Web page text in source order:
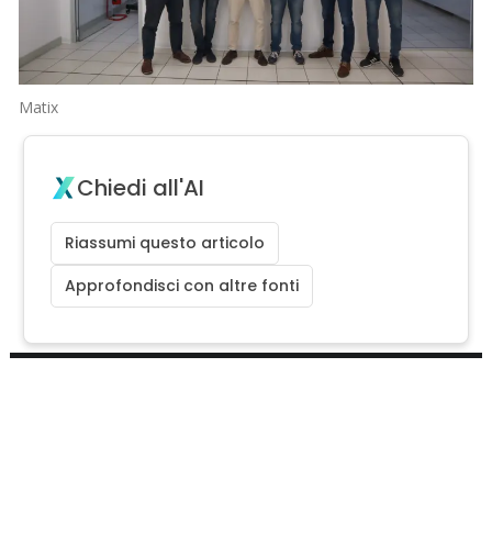
Matix
Chiedi all'AI
Riassumi questo articolo
Approfondisci con altre fonti